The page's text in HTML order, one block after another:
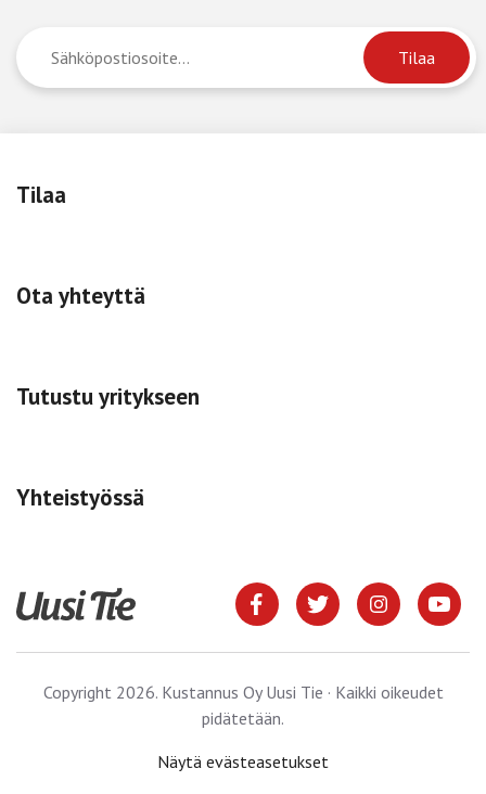
Tilaa
Ota yhteyttä
Tutustu yritykseen
Yhteistyössä
Copyright 2026. Kustannus Oy Uusi Tie · Kaikki oikeudet
pidätetään.
Näytä evästeasetukset